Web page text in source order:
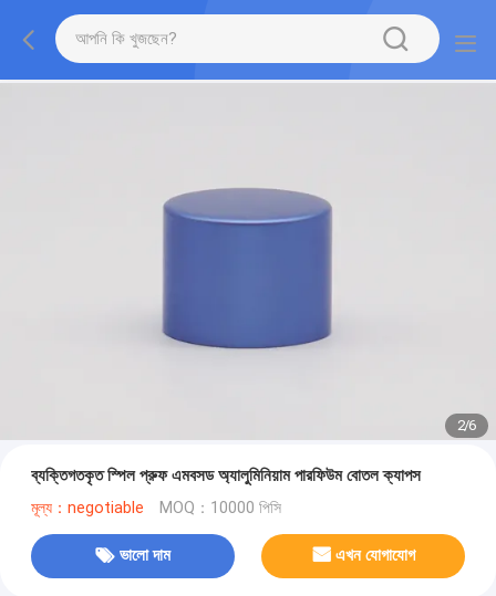
2/6
ব্যক্তিগতকৃত স্পিল প্রুফ এমবসড অ্যালুমিনিয়াম পারফিউম বোতল ক্যাপস
মূল্য：negotiable MOQ：10000 পিসি
ভালো দাম এখন যোগাযোগ